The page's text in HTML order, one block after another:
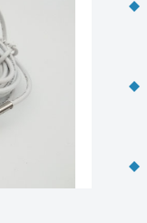
Bluetooth 4.0